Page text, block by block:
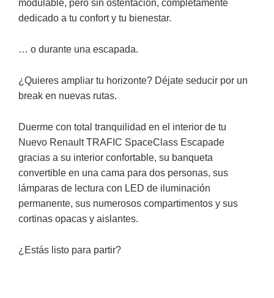
modulable, pero sin ostentación, completamente
dedicado a tu confort y tu bienestar.
… o durante una escapada.
¿Quieres ampliar tu horizonte? Déjate seducir por un
break en nuevas rutas.
Duerme con total tranquilidad en el interior de tu
Nuevo Renault TRAFIC SpaceClass Escapade
gracias a su interior confortable, su banqueta
convertible en una cama para dos personas, sus
lámparas de lectura con LED de iluminación
permanente, sus numerosos compartimentos y sus
cortinas opacas y aislantes.
¿Estás listo para partir?